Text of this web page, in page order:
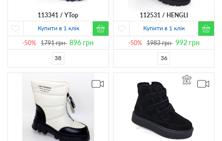
113341
YTop
Купити в 1 клік
-50% 1791грн 896 грн
38
112531
HENGLI
Купити в 1 клік
-50% 1983грн 992грн
36